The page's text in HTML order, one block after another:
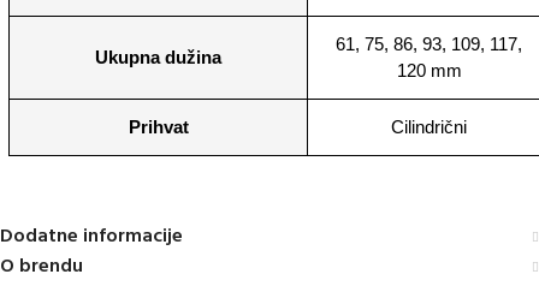
Ukupna dužina
61, 75, 86, 93, 109, 117,
120 mm
Prihvat Cilindrični
Dodatne informacije
O brendu